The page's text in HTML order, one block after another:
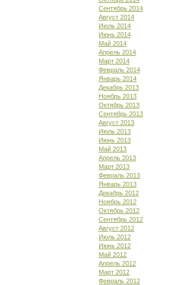
Сентябрь 2014
Август 2014
Июль 2014
Июнь 2014
Май 2014
Апрель 2014
Март 2014
Февраль 2014
Январь 2014
Декабрь 2013
Ноябрь 2013
Октябрь 2013
Сентябрь 2013
Август 2013
Июль 2013
Июнь 2013
Май 2013
Апрель 2013
Март 2013
Февраль 2013
Январь 2013
Декабрь 2012
Ноябрь 2012
Октябрь 2012
Сентябрь 2012
Август 2012
Июль 2012
Июнь 2012
Май 2012
Апрель 2012
Март 2012
Февраль 2012